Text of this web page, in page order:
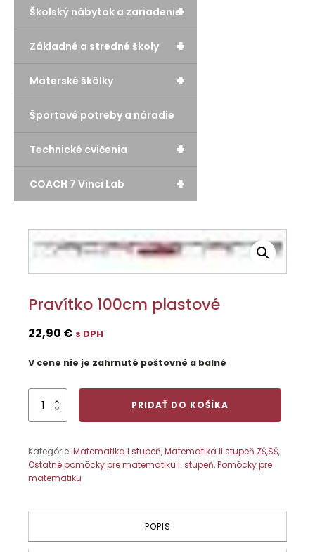
+
Školský nábytok a zariadenie
+
Základné a stredné školy
+
Materské škôlky
Športové potreby a náradie
+
Technické cvičenia
+
COACH 7 Vinci Lab
Pravítko 100cm plastové
22,90 € s DPH
V cene nie je zahrnuté poštovné a balné
množstvo
Pravítko
PRIDAŤ DO KOŠÍKA
Kategórie: Matematika I.stupeň,Matematika II.stupeň ZŠ,SŠ,
Ostatné pomôcky pre matematiku I. stupeň,Pomôcky pre
matematiku
POPIS